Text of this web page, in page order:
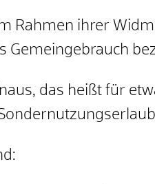
Rahmen ihrer
Gemeingebrauch
das heißt für